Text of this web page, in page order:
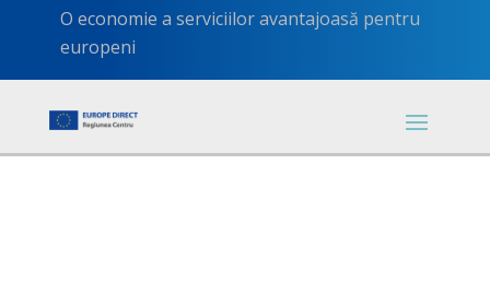
O economie a serviciilor avantajoasă pentru
europeni